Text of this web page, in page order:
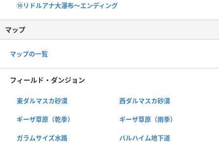
⑩リドルアナ大瀑布〜エンディング
マップ
マップの一覧
フィールド・ダンジョン
東ダルマスカ砂漠 西ダルマスカ砂漠
ギーザ草原（乾季） ギーザ草原（雨季）
ガラムサイズ水路 バルハイム地下道